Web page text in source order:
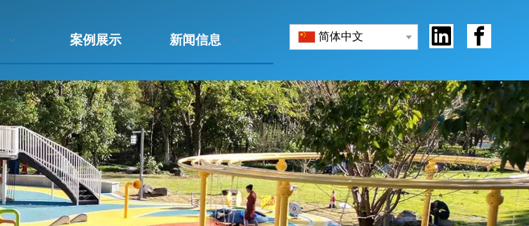
案例展示 新闻信息 联系我们
简体中文